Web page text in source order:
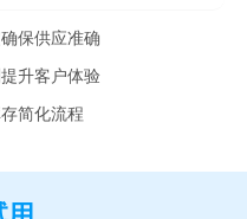
保供应准确
升客户体验
简化流程